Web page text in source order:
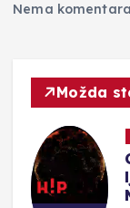
Nema
Možda